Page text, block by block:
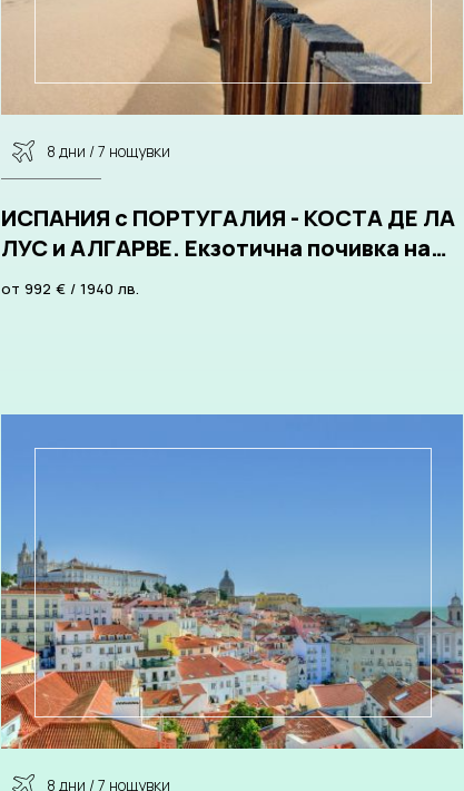
8 дни / 7 нощувки
ИСПАНИЯ с ПОРТУГАЛИЯ - КОCТА ДЕ ЛА
ЛУС и АЛГАРВЕ. Екзотична почивка на
най-хубавите плажове в Европа
от 992 € / 1940 лв.
8 дни / 7 нощувки